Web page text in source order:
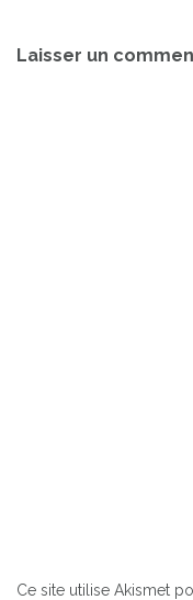
de
Laisser un
Ce site utilise Akismet